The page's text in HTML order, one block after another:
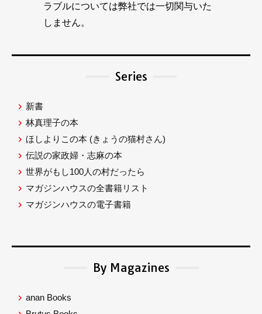
ラブルについては弊社では一切関与いた
しません。
Series
新書
林真理子の本
ほしよりこの本 (きょうの猫村さん)
伝説の家政婦・志麻の本
世界がもし100人の村だったら
マガジンハウスの全書籍リスト
マガジンハウスの電子書籍
By Magazines
anan Books